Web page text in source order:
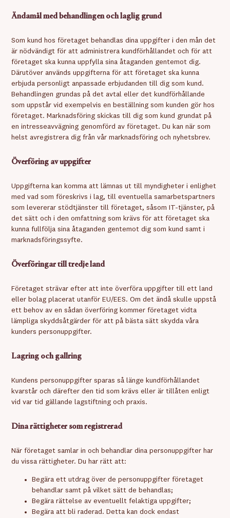
Ändamål med behandlingen och laglig grund
Som kund hos företaget behandlas dina uppgifter i den mån det
är nödvändigt för att administrera kundförhållandet och för att
företaget ska kunna uppfylla sina åtaganden gentemot dig.
Därutöver används uppgifterna för att företaget ska kunna
erbjuda personligt anpassade erbjudanden till dig som kund.
Behandlingen grundas på det avtal eller det kundförhållande
som uppstår vid exempelvis en beställning som kunden gör hos
företaget. Marknadsföring skickas till dig som kund grundat på
en intresseavvägning genomförd av företaget. Du kan när som
helst avregistrera dig från vår marknadsföring och nyhetsbrev.
Överföring av uppgifter
Uppgifterna kan komma att lämnas ut till myndigheter i enlighet
med vad som föreskrivs i lag, till eventuella samarbetspartners
som levererar stödtjänster till företaget, såsom IT-tjänster, på
det sätt och i den omfattning som krävs för att företaget ska
kunna fullfölja sina åtaganden gentemot dig som kund samt i
marknadsföringssyfte.
Överföringar till tredje land
Företaget strävar efter att inte överföra uppgifter till ett land
eller bolag placerat utanför EU/EES. Om det ändå skulle uppstå
ett behov av en sådan överföring kommer företaget vidta
lämpliga skyddsåtgärder för att på bästa sätt skydda våra
kunders personuppgifter.
Lagring och gallring
Kundens personuppgifter sparas så länge kundförhållandet
kvarstår och därefter den tid som krävs eller är tillåten enligt
vid var tid gällande lagstiftning och praxis.
Dina rättigheter som registrerad
När företaget samlar in och behandlar dina personuppgifter har
du vissa rättigheter. Du har rätt att:
Begära ett utdrag över de personuppgifter företaget
behandlar samt på vilket sätt de behandlas;
Begära rättelse av eventuellt felaktiga uppgifter;
Begära att bli raderad. Detta kan dock endast